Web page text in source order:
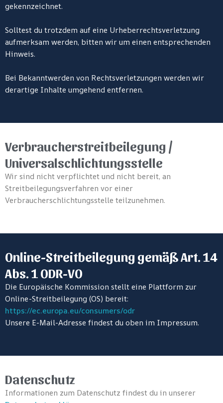
gekennzeichnet.
Solltest du trotzdem auf eine Urheberrechtsverletzung
aufmerksam werden, bitten wir um einen entsprechenden
Hinweis.
Bei Bekanntwerden von Rechtsverletzungen werden wir
derartige Inhalte umgehend entfernen.
Verbraucherstreitbeilegung /
Universalschlichtungsstelle
Wir sind nicht verpflichtet und nicht bereit, an
Streitbeilegungsverfahren vor einer
Verbraucherschlichtungsstelle teilzunehmen.
Online-Streitbeilegung gemäß Art. 14
Abs. 1 ODR-VO
Die Europäische Kommission stellt eine Plattform zur
Online-Streitbeilegung (OS) bereit:
https://ec.europa.eu/consumers/odr
Unsere E-Mail-Adresse findest du oben im Impressum.
Datenschutz
Informationen zum Datenschutz findest du in unserer